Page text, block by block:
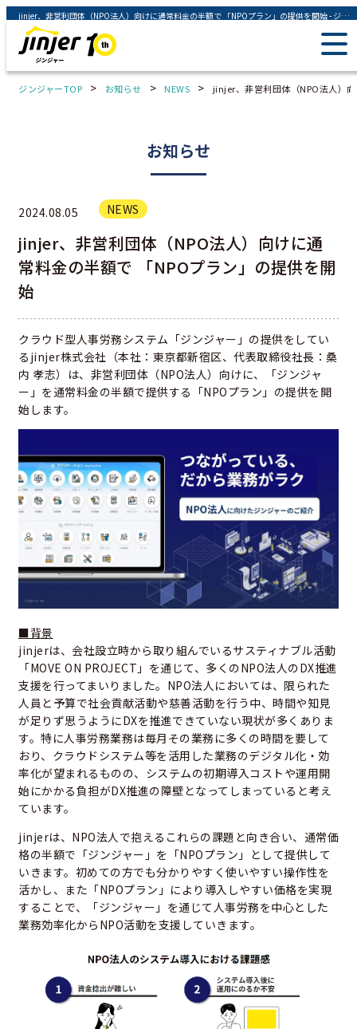
jinjer、非営利団体（NPO法人）向けに通常料金の半額で 「NPOプラン」の提供を開始 - ジンジャー（jinjer）｜統合型人事システム
ジンジャーTOP > お知らせ > NEWS > jinjer、非営利団体（NPO法人）
お知らせ
2024.08.05 NEWS
jinjer、非営利団体（NPO法人）向けに通
常料金の半額で 「NPOプラン」の提供を開
始
クラウド型人事労務システム「ジンジャー」の提供をしてい
るjinjer株式会社（本社：東京都新宿区、代表取締役社長：桑
内 孝志）は、非営利団体（NPO法人）向けに、「ジンジャ
ー」を通常料金の半額で提供する「NPOプラン」の提供を開
始します。
■背景
jinjerは、会社設立時から取り組んでいるサスティナブル活動
「MOVE ON PROJECT」を通じて、多くのNPO法人のDX推進
支援を行ってまいりました。NPO法人においては、限られた
人員と予算で社会貢献活動や慈善活動を行う中、時間や知見
が足りず思うようにDXを推進できていない現状が多くありま
す。特に人事労務業務は毎月その業務に多くの時間を要して
おり、クラウドシステム等を活用した業務のデジタル化・効
率化が望まれるものの、システムの初期導入コストや運用開
始にかかる負担がDX推進の障壁となってしまっていると考え
ています。
jinjerは、NPO法人で抱えるこれらの課題と向き合い、通常価
格の半額で「ジンジャー」を「NPOプラン」として提供して
いきます。初めての方でも分かりやすく使いやすい操作性を
活かし、また「NPOプラン」により導入しやすい価格を実現
することで、「ジンジャー」を通じて人事労務を中心とした
業務効率化からNPO活動を支援していきます。